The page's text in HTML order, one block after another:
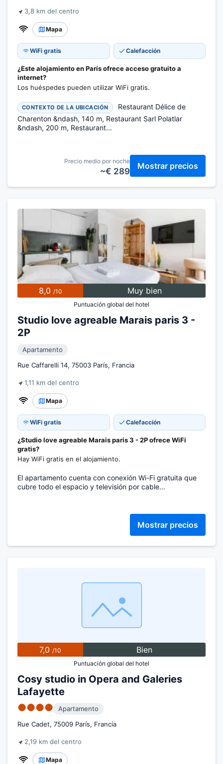
3,8 km del centro
Mapa
WiFi gratis Calefacción
¿Este alojamiento en París ofrece acceso gratuito a
internet?
Los huéspedes pueden utilizar WiFi gratis.
CONTEXTO DE LA UBICACIÓN
Restaurant Délice de
Charenton &ndash, 140 m, Restaurant Sarl Polatlar
&ndash, 200 m, Restaurant...
Precio medio por noche
~€ 289
Mostrar precios
8,0 /10 Muy bien
Puntuación global del hotel
Studio love agreable Marais paris 3 -
2P
Apartamento
Rue Caffarelli 14, 75003 París, Francia
1,11 km del centro
Mapa
WiFi gratis Calefacción
¿Studio love agreable Marais paris 3 - 2P ofrece WiFi
gratis?
Hay WiFi gratis en el alojamiento.
El apartamento cuenta con conexión Wi-Fi gratuita que
cubre todo el espacio y televisión por cable...
Mostrar precios
7,0 /10 Bien
Puntuación global del hotel
Cosy studio in Opera and Galeries
Lafayette
●●●●
Apartamento
Rue Cadet, 75009 París, Francia
2,19 km del centro
Mapa